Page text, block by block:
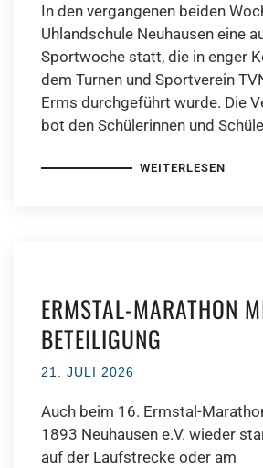
In den vergangenen beiden
Uhlandschule Neuhausen eine
Sportwoche statt, die in enger
dem Turnen und Sportverein
Erms durchgeführt wurde. Die
bot den Schülerinnen und
WEITERLESEN
ERMSTAL-MARATHON
BETEILIGUNG
21. JULI 2026
Auch beim 16. Ermstal-
1893 Neuhausen e.V. wieder
auf der Laufstrecke oder am